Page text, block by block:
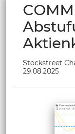
Stockstreet
29.08.2025